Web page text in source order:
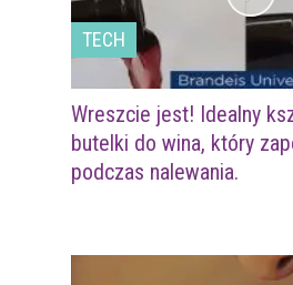
TECH
Wreszcie jest! Idealny
butelki do wina, który
podczas nalewania.